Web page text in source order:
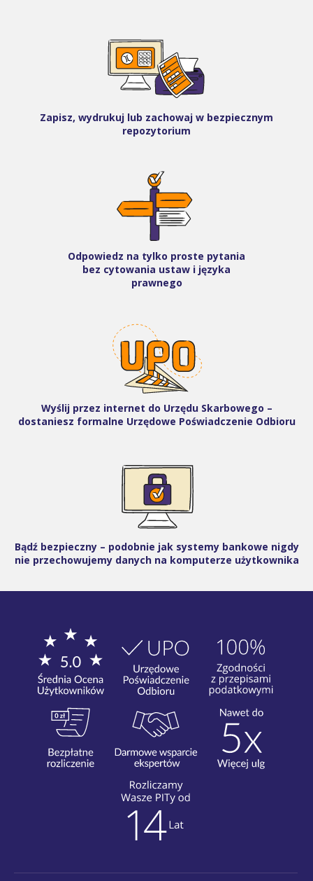
Zapisz, wydrukuj lub zachowaj w bezpiecznym
repozytorium
Odpowiedz na tylko proste pytania
bez cytowania ustaw i języka
prawnego
Wyślij przez internet do Urzędu Skarbowego –
dostaniesz formalne Urzędowe Poświadczenie Odbioru
Bądź bezpieczny – podobnie jak systemy bankowe nigdy
nie przechowujemy danych na komputerze użytkownika